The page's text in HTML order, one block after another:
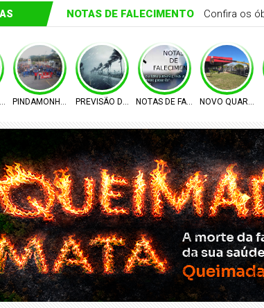
NOTAS DE FALECIMENTO Confira os
PINDAMONHANGABAPREVISÃO DO TEMPONOTAS DE FALECIMENTO
NOVO QUARTEL